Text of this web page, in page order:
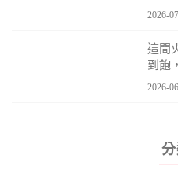
2026-
這間
到飽
2026-